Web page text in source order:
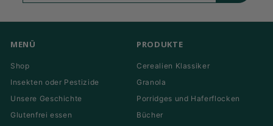
eingeben
MENÜ
Shop
Insekten oder Pestizide
Unsere Geschichte
Glutenfrei essen
PRODUKTE
Cerealien Klassiker
Granola
Porridges und Haferflocken
Bücher